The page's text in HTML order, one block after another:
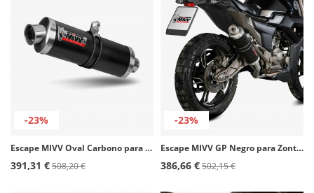
-23%
Escape MIVV Oval Carbono para Yamaha FZ1 / FZ1 Fazer (06-16) Y.023.L3
391,31 €508,20 €
-23%
Escape MIVV GP Negro para Zontes ZT 125 GK / ZT125-G1 Scrambler / ZT125-U (21-24) Z.001.LXB
386,66 €502,15 €